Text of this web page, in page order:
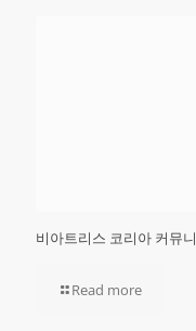
비아트리스 코리아 커뮤
Read more